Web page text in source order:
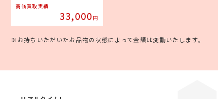
高価買取実績
33,000 円
※お持ちいただいたお品物の状態によって金額は変動いたします。